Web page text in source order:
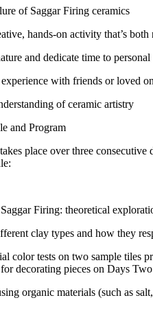
of Saggar Firing ceramics
hands-on activity that’s
and dedicate time to
experience with friends or loved
of ceramic artistry
and Program
place over three
Firing: theoretical
clay types and how they
color tests on two sample tiles
for decorating pieces on Days
organic materials (such as